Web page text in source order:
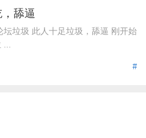
舔逼
垃圾 此人十足垃圾，舔逼 刚开始
#